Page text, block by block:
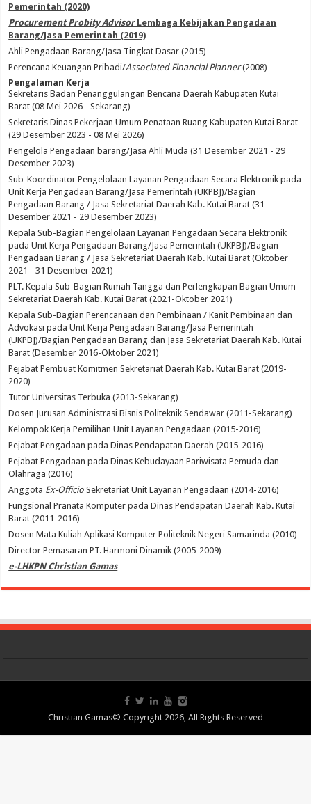
Pemerintah (2020)
Procurement Probity Advisor Lembaga Kebijakan Pengadaan
Barang/Jasa Pemerintah (2019)
Ahli Pengadaan Barang/Jasa Tingkat Dasar (2015)
Perencana Keuangan Pribadi/Associated Financial Planner(2008)
Pengalaman Kerja
Sekretaris Badan Penanggulangan Bencana Daerah Kabupaten Kutai
Barat (08 Mei 2026 - Sekarang)
Sekretaris Dinas Pekerjaan Umum Penataan Ruang Kabupaten Kutai Barat
(29 Desember 2023 - 08 Mei 2026)
Pengelola Pengadaan barang/Jasa Ahli Muda (31 Desember 2021 - 29
Desember 2023)
Sub-Koordinator Pengelolaan Layanan Pengadaan Secara Elektronik pada
Unit Kerja Pengadaan Barang/Jasa Pemerintah (UKPBJ)/Bagian
Pengadaan Barang / Jasa Sekretariat Daerah Kab. Kutai Barat (31
Desember 2021 - 29 Desember 2023)
Kepala Sub-Bagian Pengelolaan Layanan Pengadaan Secara Elektronik
pada Unit Kerja Pengadaan Barang/Jasa Pemerintah (UKPBJ)/Bagian
Pengadaan Barang / Jasa Sekretariat Daerah Kab. Kutai Barat (Oktober
2021 - 31 Desember 2021)
PLT. Kepala Sub-Bagian Rumah Tangga dan Perlengkapan Bagian Umum
Sekretariat Daerah Kab. Kutai Barat (2021-Oktober 2021)
Kepala Sub-Bagian Perencanaan dan Pembinaan / Kanit Pembinaan dan
Advokasi pada Unit Kerja Pengadaan Barang/Jasa Pemerintah
(UKPBJ)/Bagian Pengadaan Barang dan Jasa Sekretariat Daerah Kab. Kutai
Barat (Desember 2016-Oktober 2021)
Pejabat Pembuat Komitmen Sekretariat Daerah Kab. Kutai Barat (2019-
2020)
Tutor Universitas Terbuka (2013-Sekarang)
Dosen Jurusan Administrasi Bisnis Politeknik Sendawar (2011-Sekarang)
Kelompok Kerja Pemilihan Unit Layanan Pengadaan (2015-2016)
Pejabat Pengadaan pada Dinas Pendapatan Daerah (2015-2016)
Pejabat Pengadaan pada Dinas Kebudayaan Pariwisata Pemuda dan
Olahraga (2016)
Anggota Ex-Officio Sekretariat Unit Layanan Pengadaan (2014-2016)
Fungsional Pranata Komputer pada Dinas Pendapatan Daerah Kab. Kutai
Barat (2011-2016)
Dosen Mata Kuliah Aplikasi Komputer Politeknik Negeri Samarinda (2010)
Director Pemasaran PT. Harmoni Dinamik (2005-2009)
e-LHKPN Christian Gamas
Christian Gamas© Copyright 2026, All Rights Reserved